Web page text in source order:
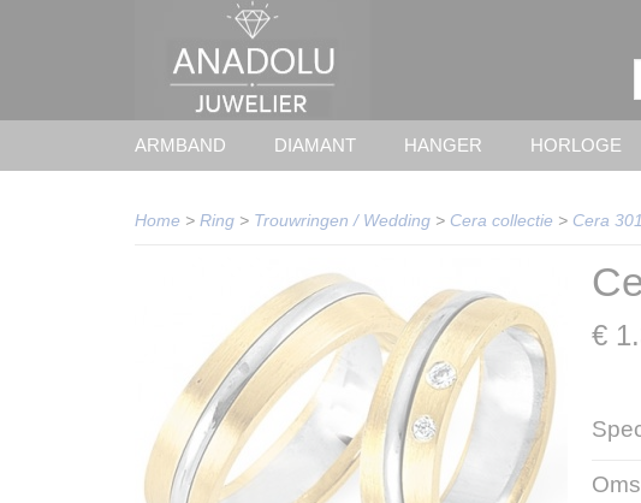
ARMBAND DIAMANT HANGER HORLOGE
Home > Ring > Trouwringen / Wedding > Cera collectie > Cera
€